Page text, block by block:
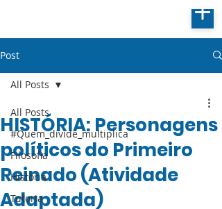
Post
All Posts
#Quem_divide_multiplica
Filosofia
História
Tutoria
All Posts
HISTÓRIA: Personagens
políticos do Primeiro
Reinado (Atividade
Adaptada)